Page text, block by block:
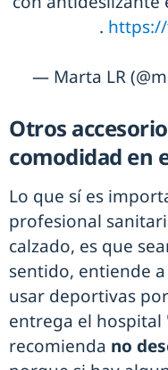
. https://
— Marta LR
Otros
comodidad en
Lo que sí es
profesional
calzado, es que
sentido, entiende
usar deportivas
entrega el
recomienda no